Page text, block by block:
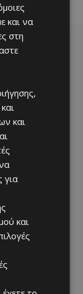
για ένα
και
και να
στη
και
για
και